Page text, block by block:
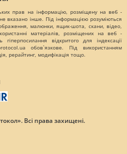
прав на інформацію, розміщену на веб -
вказано інше. Під інформацією розуміються
малюнки, ящик-шота, скани, відео,
матеріалів, розміщених на веб -
гіперпосилання відкритого для індексації
обов`язкове. Під використанням
рерайтинг, модифікація тощо.
Всі права захищені.